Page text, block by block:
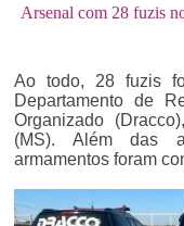
Arsenal com 28 fuzis
Ao todo, 28 fuzis
Departamento de
Organizado
(MS). Além das
armamentos foram